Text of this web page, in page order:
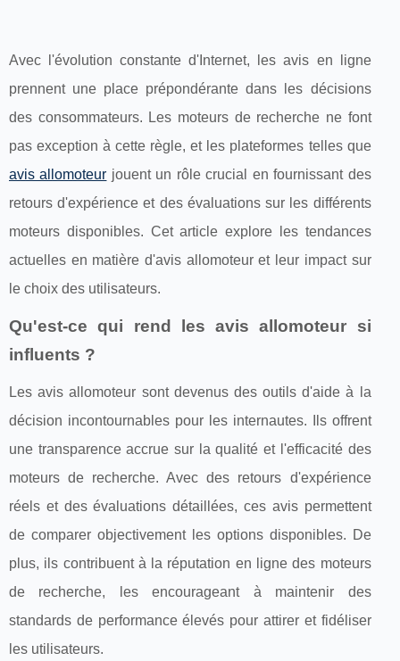
Avec l'évolution constante d'Internet, les avis en ligne
prennent une place prépondérante dans les décisions
des consommateurs. Les moteurs de recherche ne font
pas exception à cette règle, et les plateformes telles que
avis allomoteur jouent un rôle crucial en fournissant des
retours d'expérience et des évaluations sur les différents
moteurs disponibles. Cet article explore les tendances
actuelles en matière d'avis allomoteur et leur impact sur
le choix des utilisateurs.
Qu'est-ce qui rend les avis allomoteur si
influents ?
Les avis allomoteur sont devenus des outils d'aide à la
décision incontournables pour les internautes. Ils offrent
une transparence accrue sur la qualité et l'efficacité des
moteurs de recherche. Avec des retours d'expérience
réels et des évaluations détaillées, ces avis permettent
de comparer objectivement les options disponibles. De
plus, ils contribuent à la réputation en ligne des moteurs
de recherche, les encourageant à maintenir des
standards de performance élevés pour attirer et fidéliser
les utilisateurs.